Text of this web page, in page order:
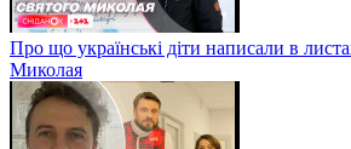
Про що українські діти написали в
Миколая